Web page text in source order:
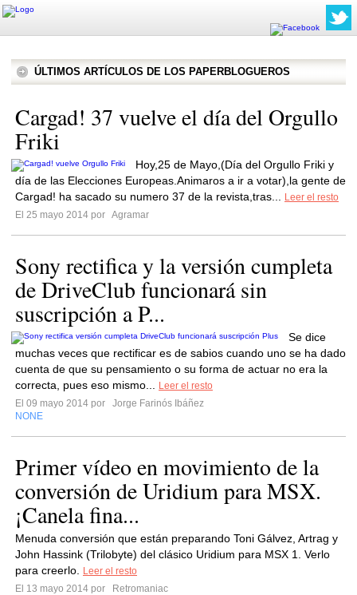
ÚLTIMOS ARTÍCULOS DE LOS PAPERBLOGUEROS
Cargad! 37 vuelve el día del Orgullo
Friki
Hoy,25 de Mayo,(Día del Orgullo Friki y
día de las Elecciones Europeas.Animaros a ir a votar),la gente de
Cargad! ha sacado su numero 37 de la revista,tras...
Leer el resto
El 25 mayo 2014 por Agramar
Sony rectifica y la versión cumpleta
de DriveClub funcionará sin
suscripción a P...
Se dice
muchas veces que rectificar es de sabios cuando uno se ha dado
cuenta de que su pensamiento o su forma de actuar no era la
correcta, pues eso mismo...
Leer el resto
El 09 mayo 2014 por
Jorge Farinós Ibáñez
NONE
Primer vídeo en movimiento de la
conversión de Uridium para MSX.
¡Canela fina...
Menuda conversión que están preparando Toni Gálvez, Artrag y
John Hassink (Trilobyte) del clásico Uridium para MSX 1. Verlo
para creerlo.
Leer el resto
El 13 mayo 2014 por
Retromaniac